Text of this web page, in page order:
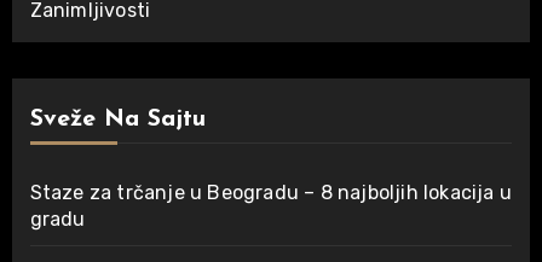
Zanimljivosti
Sveže Na Sajtu
Staze za trčanje u Beogradu – 8 najboljih lokacija u
gradu